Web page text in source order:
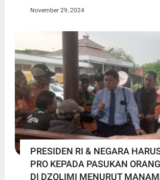
November 29, 2024
PRESIDEN RI & NEGARA
PRO KEPADA PASUKAN
DI DZOLIMI MENURUT